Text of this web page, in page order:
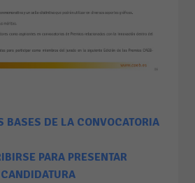
BASES DE LA CONVOCATORIA
PARA PRESENTAR
CANDIDATURA